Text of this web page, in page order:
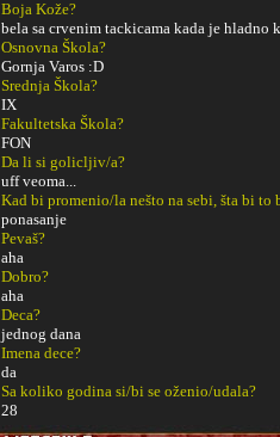
Boja Kože?
bela sa crvenim tackicama kada je hladno
Osnovna Škola?
Gornja Varos :D
Srednja Škola?
IX
Fakultetska Škola?
FON
Da li si golicljiv/a?
uff veoma...
Kad bi promenio/la nešto na sebi, šta bi to
ponasanje
Pevaš?
aha
Dobro?
aha
Deca?
jednog dana
Imena dece?
da
Sa koliko godina si/bi se oženio/udala?
28